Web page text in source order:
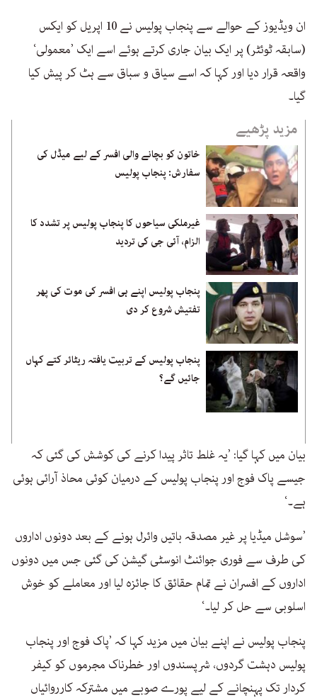
ان ویڈیوز کے حوالے سے پنجاب پولیس نے 10 اپریل کو ایکس
(سابقہ ٹوئٹر) پر ایک بیان جاری کرتے ہوئے اسے ایک ’معمولی‘
واقعہ قرار دیا اور کہا کہ اسے سیاق و سباق سے ہٹ کر پیش کیا
گیا۔
مزید پڑھیے
خاتون کو بچانے والی افسر کے لیے میڈل کی
سفارش: پنجاب پولیس
غیرملکی سیاحوں کا پنجاب پولیس پر تشدد کا
الزام، آئی جی کی تردید
پنجاب پولیس اپنے ہی افسر کی موت کی پھر
تفتیش شروع کر دی
پنجاب پولیس کے تربیت یافتہ ریٹائر کتے کہاں
جائیں گے؟
بیان میں کہا گیا: ’یہ غلط تاثر پیدا کرنے کی کوشش کی گئی کہ
جیسے پاک فوج اور پنجاب پولیس کے درمیان کوئی محاذ آرائی ہوئی
ہے۔‘
’سوشل میڈیا پر غیر مصدقہ باتیں وائرل ہونے کے بعد دونوں اداروں
کی طرف سے فوری جوائنٹ انوسٹی گیشن کی گئی جس میں دونوں
اداروں کے افسران نے تمام حقائق کا جائزہ لیا اور معاملے کو خوش
اسلوبی سے حل کر لیا۔‘
پنجاب پولیس نے اپنے بیان میں مزید کہا کہ ’پاک فوج اور پنجاب
پولیس دہشت گردوں، شرپسندوں اور خطرناک مجرموں کو کیفر
کردار تک پہنچانے کے لیے پورے صوبے میں مشترکہ کارروائیاں